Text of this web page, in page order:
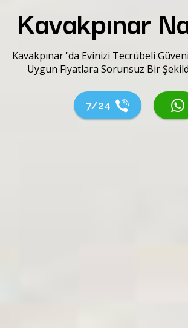
Kavakpınar
Kavakpınar 'da Evinizi Tecrübeli
Uygun Fiyatlara Sorunsuz Bir
7/24